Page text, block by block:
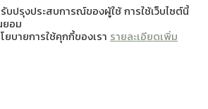
บปรุงประสบการณ์ของผู้ใช้ การใช้เว็บไซต์นี้
ยอม
ยบายการใช้คุกกี้ของเรา รายละเอียดเพิ่ม